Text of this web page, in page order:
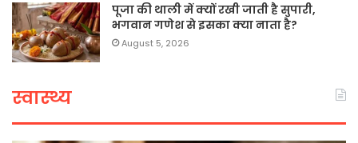
पूजा की थाली में क्यों रखी जाती है सुपारी,
भगवान गणेश से इसका क्या नाता है?
August 5, 2026
स्वास्थ्य